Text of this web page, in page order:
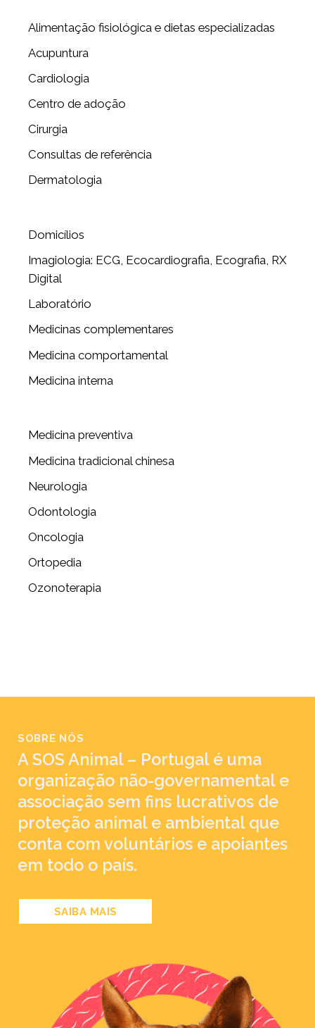
Alimentação fisiológica e dietas especializadas
Acupuntura
Cardiologia
Centro de adoção
Cirurgia
Consultas de referência
Dermatologia
Domicílios
Imagiologia: ECG, Ecocardiografia, Ecografia, RX
Digital
Laboratório
Medicinas complementares
Medicina comportamental
Medicina interna
Medicina preventiva
Medicina tradicional chinesa
Neurologia
Odontologia
Oncologia
Ortopedia
Ozonoterapia
SOBRE NÓS
A SOS Animal – Portugal é uma
organização não-governamental e
associação sem fins lucrativos de
proteção animal e ambiental que
conta com voluntários e apoiantes
em todo o país.
SAIBA MAIS